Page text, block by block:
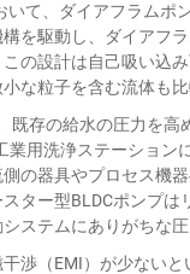
いて、ダイアフラムポ
を駆動し、ダイアフ
の設計は自己吸い込
な粒子を含む流体も
既存の給水の圧力を
業用洗浄ステーショ
の器具やプロセス機
ター型BLDCポンプ
ステムにありがちな
渉（EMI）が少ない